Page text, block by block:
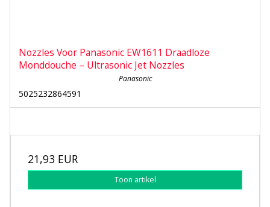
Nozzles Voor Panasonic EW1611 Draadloze
Monddouche – Ultrasonic Jet Nozzles
Panasonic
5025232864591
21,93 EUR
Toon artikel